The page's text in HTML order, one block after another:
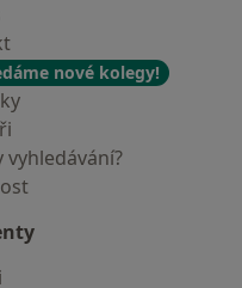
nové kolegy!
vyhledávání?